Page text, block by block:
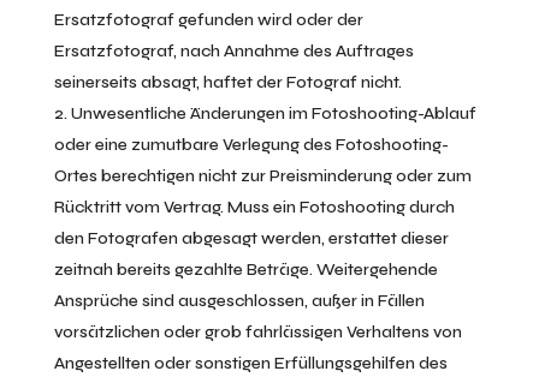
Ersatzfotograf gefunden wird oder der
Ersatzfotograf, nach Annahme des Auftrages
seinerseits absagt, haftet der Fotograf nicht.
Unwesentliche Änderungen im Fotoshooting-Ablauf
oder eine zumutbare Verlegung des Fotoshooting-
Ortes berechtigen nicht zur Preisminderung oder zum
Rücktritt vom Vertrag. Muss ein Fotoshooting durch
den Fotografen abgesagt werden, erstattet dieser
zeitnah bereits gezahlte Beträge. Weitergehende
Ansprüche sind ausgeschlossen, außer in Fällen
vorsätzlichen oder grob fahrlässigen Verhaltens von
Angestellten oder sonstigen Erfüllungsgehilfen des